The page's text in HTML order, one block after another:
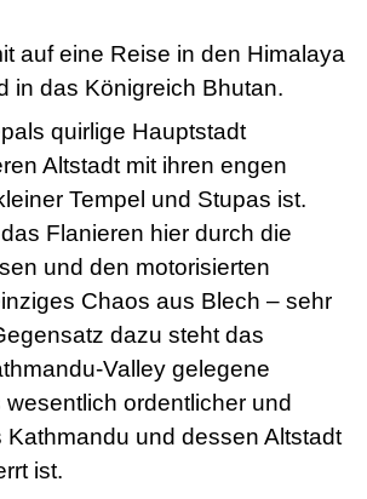
auf eine Reise in den Himalaya
in das Königreich Bhutan.
quirlige Hauptstadt
Altstadt mit ihren engen
Tempel und Stupas ist.
Flanieren hier durch die
und den motorisierten
Chaos aus Blech – sehr
dazu steht das
Valley gelegene
ordentlicher und
Kathmandu und dessen Altstadt
ist.